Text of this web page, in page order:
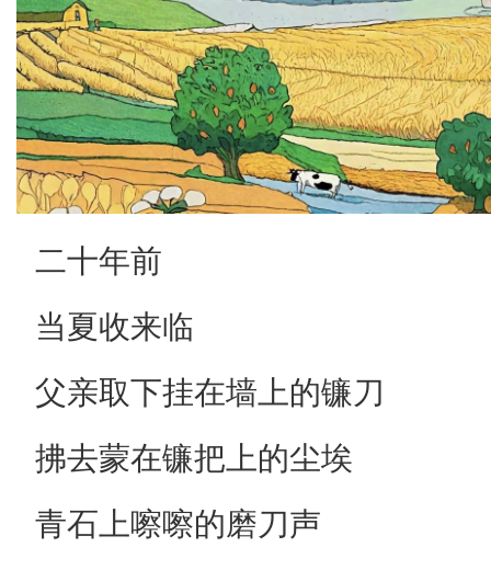
二十年前
当夏收来临
父亲取下挂在墙上的镰刀
拂去蒙在镰把上的尘埃
青石上嚓嚓的磨刀声